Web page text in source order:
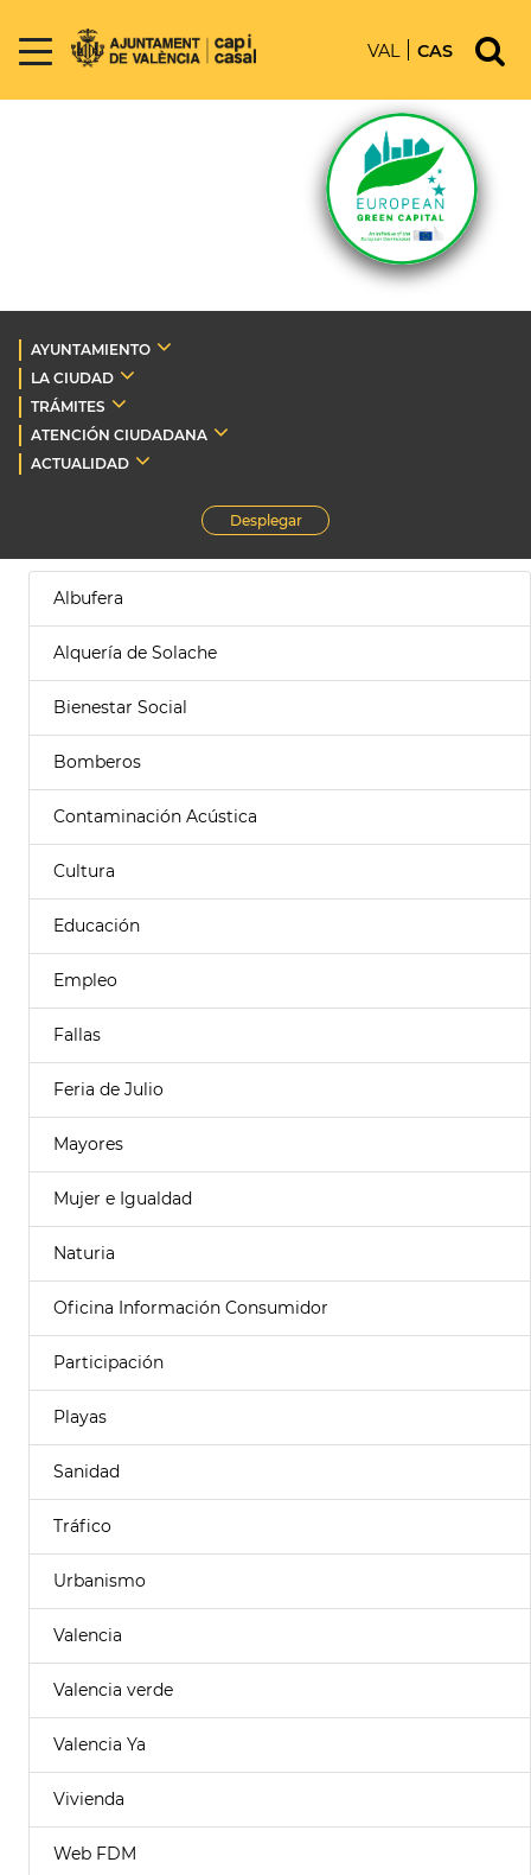
VAL CAS
AYUNTAMIENTO
LA CIUDAD
TRÁMITES
ATENCIÓN CIUDADANA
ACTUALIDAD
Desplegar
Albufera
Alquería de Solache
Bienestar Social
Bomberos
Contaminación Acústica
Cultura
Educación
Empleo
Fallas
Feria de Julio
Mayores
Mujer e Igualdad
Naturia
Oficina Información Consumidor
Participación
Playas
Sanidad
Tráfico
Urbanismo
Valencia
Valencia verde
Valencia Ya
Vivienda
Web FDM